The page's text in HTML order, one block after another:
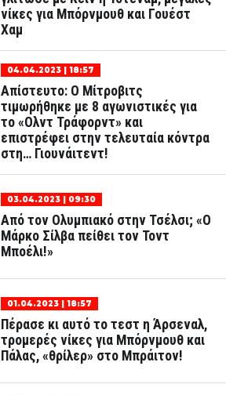
νίκες για Μπόρνμουθ και Γουέστ
Χαμ
04.04.2023 | 18:57
Απίστευτο: Ο Μίτροβιτς
τιμωρήθηκε με 8 αγωνιστικές για
το «Ολντ Τράφορντ» και
επιστρέφει στην τελευταία κόντρα
στη… Γιουνάιτεντ!
03.04.2023 | 09:30
Από τον Ολυμπιακό στην Τσέλσι; «Ο
Μάρκο Σίλβα πείθει τον Τοντ
Μποέλι!»
01.04.2023 | 18:57
Πέρασε κι αυτό το τεστ η Άρσεναλ,
τρομερές νίκες για Μπόρνμουθ και
Πάλας, «θρίλερ» στο Μπράιτον!